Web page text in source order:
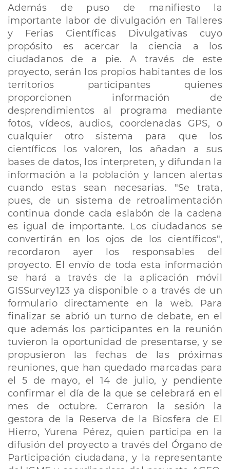
Además de puso de manifiesto la
importante labor de divulgación en Talleres
y Ferias Científicas Divulgativas cuyo
propósito es acercar la ciencia a los
ciudadanos de a pie. A través de este
proyecto, serán los propios habitantes de los
territorios participantes quienes
proporcionen información de
desprendimientos al programa mediante
fotos, vídeos, audios, coordenadas GPS, o
cualquier otro sistema para que los
científicos los valoren, los añadan a sus
bases de datos, los interpreten, y difundan la
información a la población y lancen alertas
cuando estas sean necesarias. "Se trata,
pues, de un sistema de retroalimentación
continua donde cada eslabón de la cadena
es igual de importante. Los ciudadanos se
convertirán en los ojos de los científicos",
recordaron ayer los responsables del
proyecto. El envío de toda esta información
se hará a través de la aplicación móvil
GISSurvey123 ya disponible o a través de un
formulario directamente en la web. Para
finalizar se abrió un turno de debate, en el
que además los participantes en la reunión
tuvieron la oportunidad de presentarse, y se
propusieron las fechas de las próximas
reuniones, que han quedado marcadas para
el 5 de mayo, el 14 de julio, y pendiente
confirmar el día de la que se celebrará en el
mes de octubre. Cerraron la sesión la
gestora de la Reserva de la Biosfera de El
Hierro, Yurena Pérez, quien participa en la
difusión del proyecto a través del Órgano de
Participación ciudadana, y la representante